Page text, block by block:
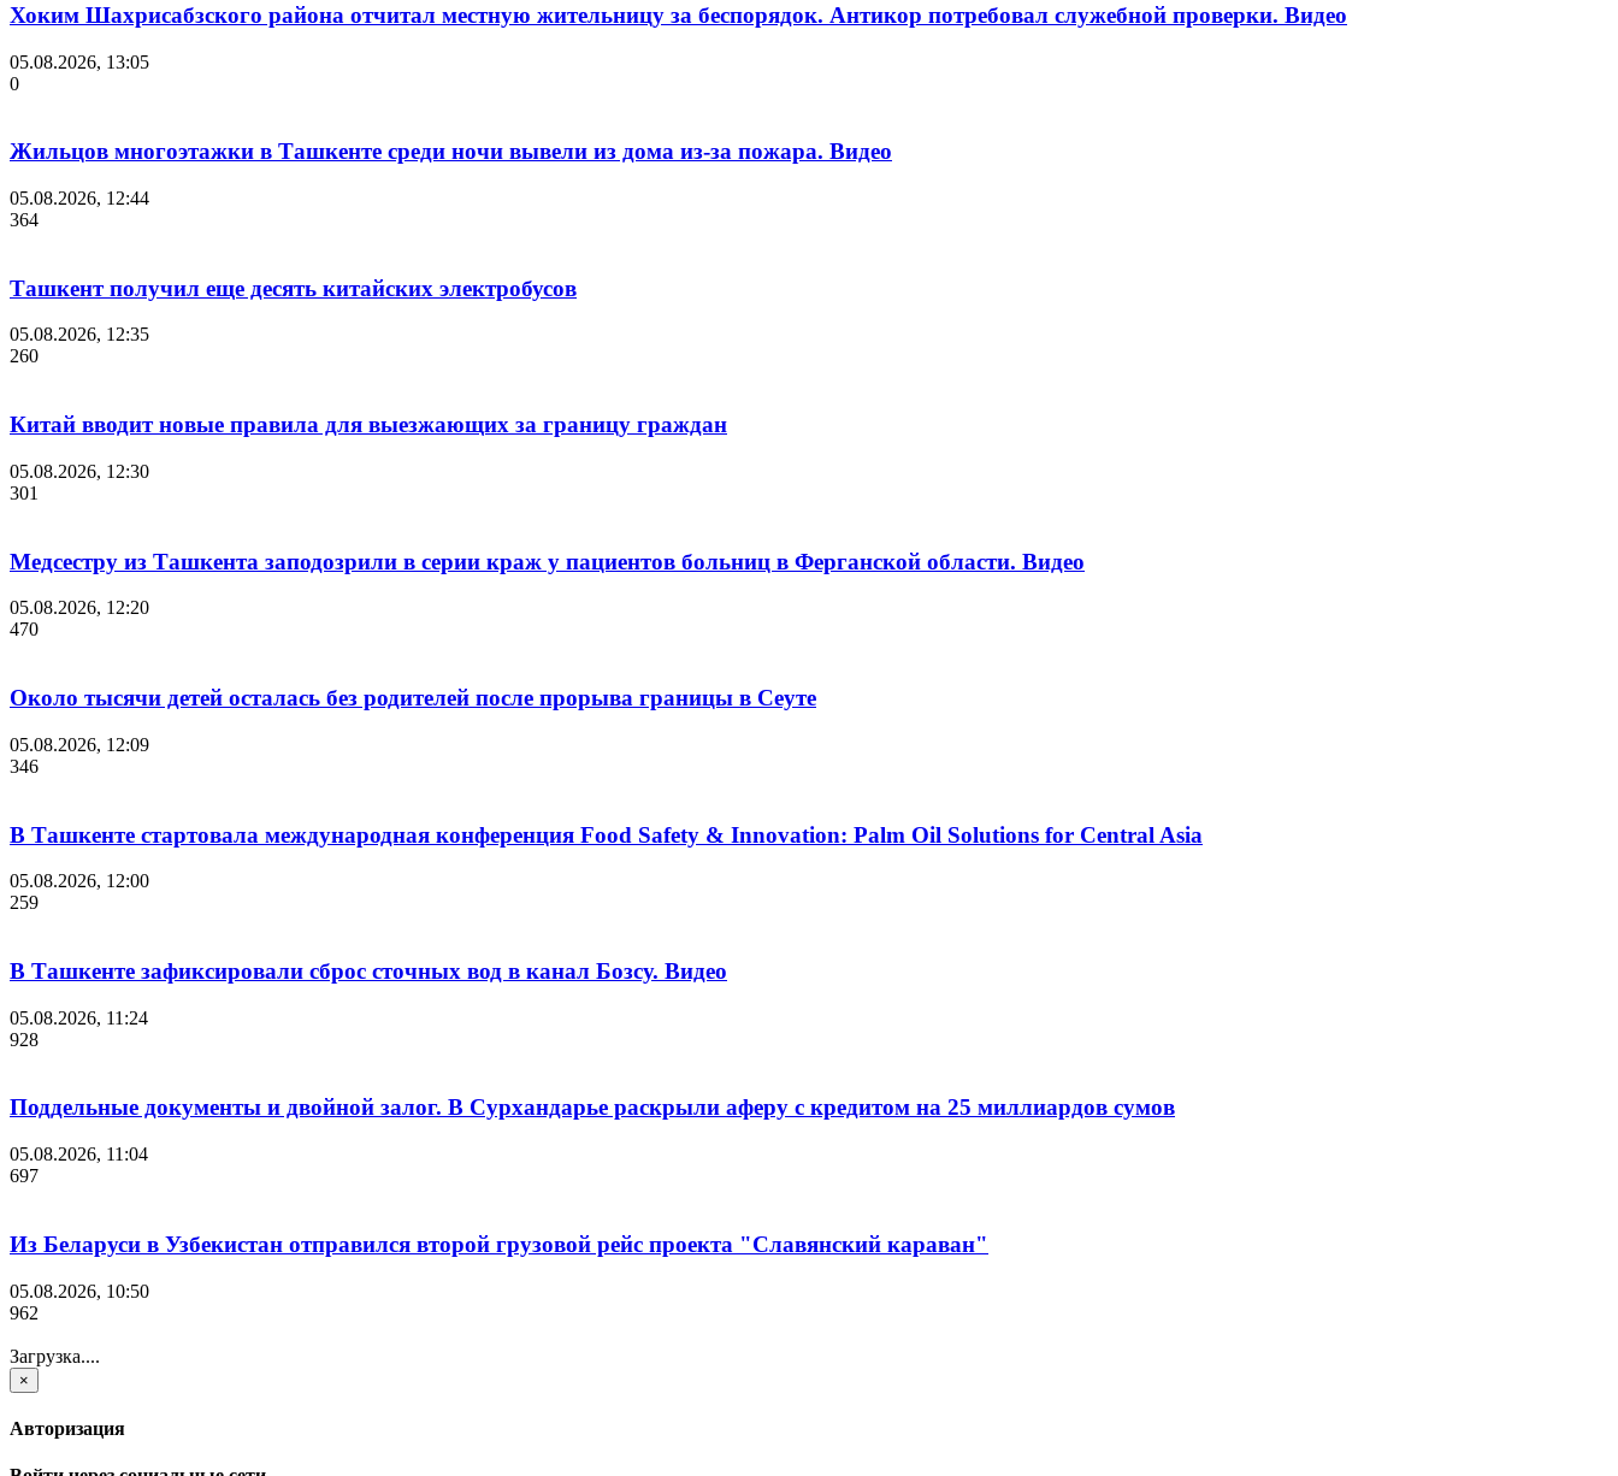
Хоким Шахрисабзского района отчитал местную жительницу за беспорядок. Антикор потребовал служебной проверки. Видео
05.08.2026, 13:05
0
Жильцов многоэтажки в Ташкенте среди ночи вывели из дома из-за пожара. Видео
05.08.2026, 12:44
364
Ташкент получил еще десять китайских электробусов
05.08.2026, 12:35
260
Китай вводит новые правила для выезжающих за границу граждан
05.08.2026, 12:30
301
Медсестру из Ташкента заподозрили в серии краж у пациентов больниц в Ферганской области. Видео
05.08.2026, 12:20
470
Около тысячи детей осталась без родителей после прорыва границы в Сеуте
05.08.2026, 12:09
346
В Ташкенте стартовала международная конференция Food Safety & Innovation: Palm Oil Solutions for Central Asia
05.08.2026, 12:00
259
В Ташкенте зафиксировали сброс сточных вод в канал Бозсу. Видео
05.08.2026, 11:24
928
Поддельные документы и двойной залог. В Сурхандарье раскрыли аферу с кредитом на 25 миллиардов сумов
05.08.2026, 11:04
697
Из Беларуси в Узбекистан отправился второй грузовой рейс проекта "Славянский караван"
05.08.2026, 10:50
962
Загрузка....
×
Авторизация